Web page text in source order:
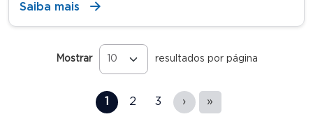
Saiba mais
Mostrar resultados por página
1 2 3 › »